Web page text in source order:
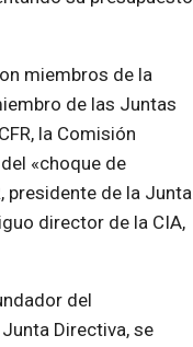
miembros de la
de las Juntas
la Comisión
«choque de
presidente de la Junta
director de la CIA,
del
Directiva, se